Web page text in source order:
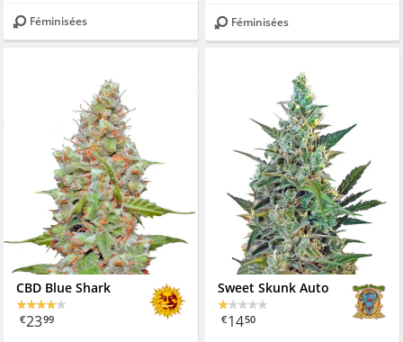
Féminisées Féminisées
CBD Blue Shark
€2399
Sweet Skunk Auto
€1450